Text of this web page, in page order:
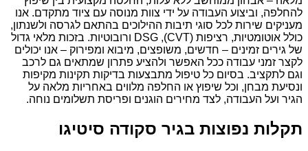
להחלפה, וביצוע העבודה על ידי צוות מנוסה עם ציוד מתקדם. אנו
מעניקים שירות לכל סוגי תיבות ההילוכים בהתאם לגרסה ולשנתון,
כולל אוטומטיות, רציפות (CVT), DSG ורובוטיות. בזכות מלאי גדול
של גירים זמינים – חדשים, משופצים, מיבוא ומפירוק – אנו יכולים
לקצר זמני עבודה ככל האפשר ולהציע פתרון שמתאים גם לרכב
וגם לתקציב. בסיום כל טיפול מתבצעות בדיקות תקינות מקיפות
ונסיעת מבחן, וכל שיפוץ או החלפה מלווים באחריות מלאה על
הגיר ועל העבודה, לצד מחירים הוגנים ופריסת תשלומים נוחה.
תקלות נפוצות בגיר סקודה סיטיגו